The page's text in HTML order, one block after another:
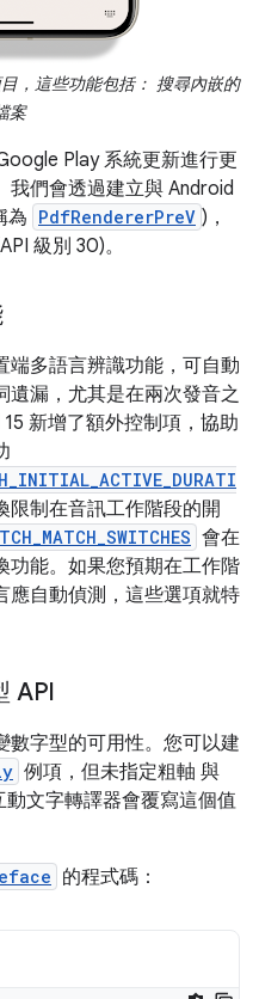
，這些功能包括： 搜尋內嵌的
案
Play 系統更新進行更
我們會透過建立與 Android
為 PdfRendererPreV )，
級別 30)。
端多語言辨識功能，可自動
遺漏，尤其是在兩次發音之
新增了額外控制項，協助
限制在音訊工作階段的開
會在
功能。如果您預期在工作階
應自動偵測，這些選項就特
API
數字型的可用性。您可以建
例項，但未指定粗軸 與
動文字轉譯器會覆寫這個值
的程式碼：